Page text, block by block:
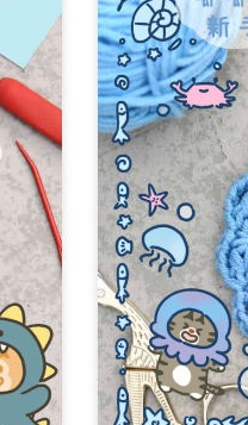
辨認織品
反轉織片
重新入針
橢圓形開針